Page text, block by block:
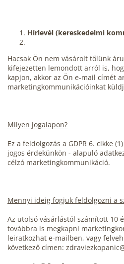
Hírlevél (kereskedelmi
Hacsak Ön nem vásárolt tőlünk
kifejezetten lemondott arról is,
kapjon, akkor az Ön e-mail címét
marketingkommunikációinkat
Milyen jogalapon?
Ez a feldolgozás a GDPR 6. cikke
jogos érdekünkön - alapuló
célzó marketingkommunikáció.
Mennyi ideig fogjuk feldolgozni a
Az utolsó vásárlástól számított 10
továbbra is megkapni
leiratkozhat e-mailben, vagy
következő címen: